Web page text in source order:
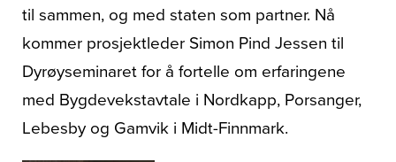
til sammen, og med staten som partner. Nå
kommer prosjektleder Simon Pind Jessen til
Dyrøyseminaret for å fortelle om erfaringene
med Bygdevekstavtale i Nordkapp, Porsanger,
Lebesby og Gamvik i Midt-Finnmark.